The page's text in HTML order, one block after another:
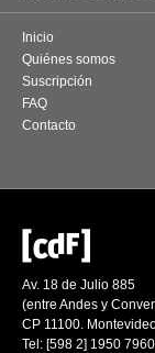
Inicio
Quiénes somos
Suscripción
FAQ
Contacto
Av. 18 de Julio 885
(entre Andes y
CP 11100.
Tel: [598 2] 1950 7960